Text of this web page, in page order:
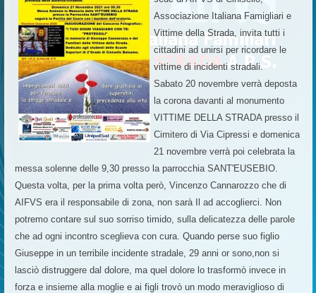
Associazione Italiana Famigliari e
Vittime della Strada, invita tutti i
cittadini ad unirsi per ricordare le
vittime di incidenti stradali.
Sabato 20 novembre verrà deposta
la corona davanti al monumento
VITTIME DELLA STRADA presso il
Cimitero di Via Cipressi e domenica
21 novembre verrà poi celebrata la
messa solenne delle 9,30 presso la parrocchia SANT'EUSEBIO.
Questa volta, per la prima volta però, Vincenzo Cannarozzo che di
AIFVS era il responsabile di zona, non sarà Il ad accoglierci. Non
potremo contare sul suo sorriso timido, sulla delicatezza delle parole
che ad ogni incontro sceglieva con cura. Quando perse suo figlio
Giuseppe in un terribile incidente stradale, 29 anni or sono,non si
lasciò distruggere dal dolore, ma quel dolore lo trasformò invece in
forza e insieme alla moglie e ai figli trovò un modo meraviglioso di